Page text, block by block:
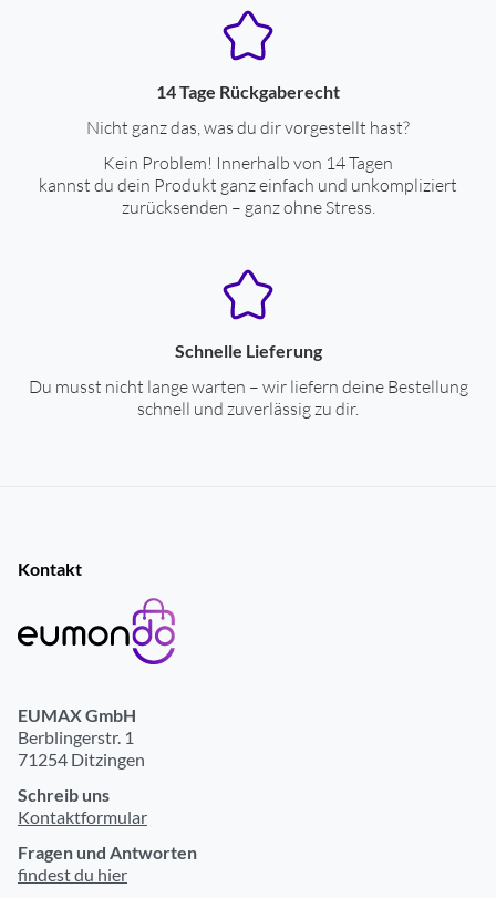
14 Tage Rückgaberecht
Nicht ganz das, was du dir vorgestellt hast?
Kein Problem! Innerhalb von 14 Tagen
kannst du dein Produkt ganz einfach und unkompliziert
zurücksenden – ganz ohne Stress.
Schnelle Lieferung
Du musst nicht lange warten – wir liefern deine Bestellung
schnell und zuverlässig zu dir.
Kontakt
EUMAX GmbH
Berblingerstr. 1
71254 Ditzingen
Schreib uns
Kontaktformular
Fragen und Antworten
findest du hier